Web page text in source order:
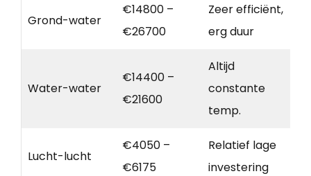
Grond-water
€14800 –
€26700
Zeer efficiënt,
erg duur
Water-water
€14400 –
€21600
Altijd
constante
temp.
Lucht-lucht
€4050 –
€6175
Relatief lage
investering